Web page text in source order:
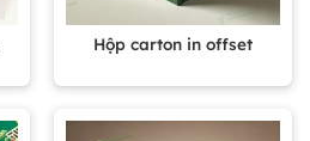
Hộp carton in offset